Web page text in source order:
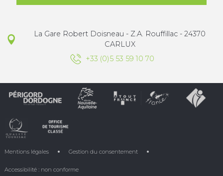
La Gare Robert Doisneau - Z.A. Rouffillac - 24370
CARLUX
+33 (0)5 53 59 10 70
Mentions légales Gestion du consentement
Accessibilité : non conforme